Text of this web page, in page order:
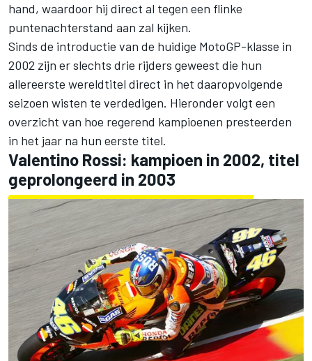
hand, waardoor hij direct al tegen een flinke
puntenachterstand aan zal kijken.
Sinds de introductie van de huidige MotoGP-klasse in
2002 zijn er slechts drie rijders geweest die hun
allereerste wereldtitel direct in het daaropvolgende
seizoen wisten te verdedigen. Hieronder volgt een
overzicht van hoe regerend kampioenen presteerden
in het jaar na hun eerste titel.
Valentino Rossi: kampioen in 2002, titel
geprolongeerd in 2003